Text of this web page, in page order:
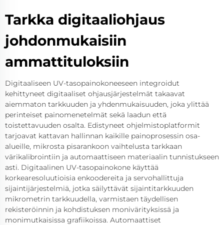
Tarkka digitaaliohjaus
johdonmukaisiin
ammattituloksiin
Digitaaliseen UV-tasopainokoneeseen integroidut
kehittyneet digitaaliset ohjausjärjestelmät takaavat
aiemmaton tarkkuuden ja yhdenmukaisuuden, joka ylittää
perinteiset painomenetelmät sekä laadun että
toistettavuuden osalta. Edistyneet ohjelmistoplatformit
tarjoavat kattavan hallinnan kaikille painoprosessin osa-
alueille, mikrosta pisarankoon vaihtelusta tarkkaan
värikalibrointiin ja automaattiseen materiaalin tunnistukseen
asti. Digitaalinen UV-tasopainokone käyttää
korkearesoluutioisia enkoodereita ja servohallittuja
sijaintijärjestelmiä, jotka säilyttävät sijaintitarkkuuden
mikrometrin tarkkuudella, varmistaen täydellisen
rekisteröinnin ja kohdistuksen monivärityksissä ja
monimutkaisissa grafiikoissa. Automaattiset